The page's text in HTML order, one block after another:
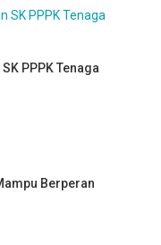
PPPK Tenaga
Berperan